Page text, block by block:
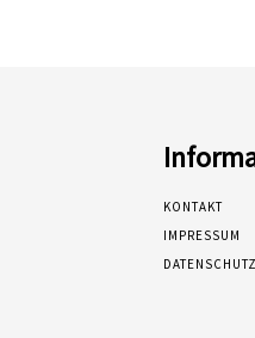
KONTAKT
IMPRESSUM
DATENSCHUTZ